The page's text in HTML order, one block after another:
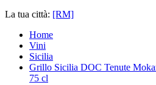
La tua città: [RM]
Home
Vini
Sicilia
Grillo Sicilia DOC Tenute
75 cl